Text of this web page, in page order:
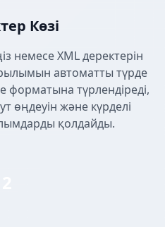
Көзі
немесе XML деректерін
автоматты түрде
форматына түрлендіреді,
өңдеуін және күрделі
қолдайды.